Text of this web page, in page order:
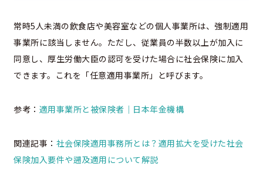
常時5人未満の飲食店や美容室などの個人事業所は、強制適用
事業所に該当しません。ただし、従業員の半数以上が加入に
同意し、厚生労働大臣の認可を受けた場合に社会保険に加入
できます。これを「任意適用事業所」と呼びます。
参考： 適用事業所と被保険者｜日本年金機構
関連記事： 社会保険適用事務所とは？適用拡大を受けた社会
保険加入要件や遡及適用について解説